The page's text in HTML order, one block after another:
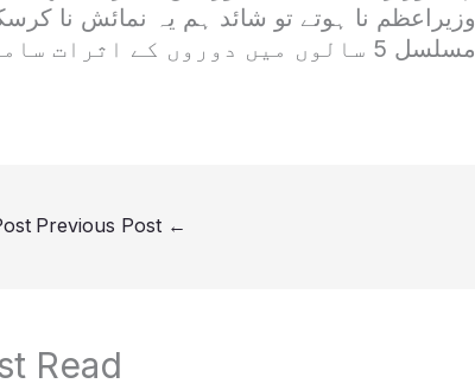
وزیراعظم نا ہوتے تو شائد ہم یہ نمائش نا
مسلسل 5 سالوں میں دوروں کے اثرات سامنے آرہے ہیں ۔
←
Read